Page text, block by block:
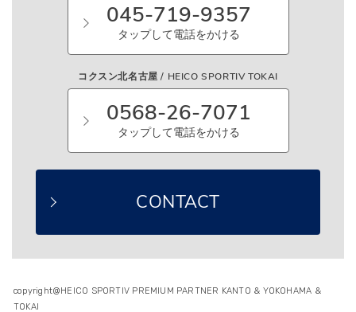
045-719-9357
タップして電話をかける
コクスン北名古屋 / HEICO SPORTIV TOKAI
0568-26-7071
タップして電話をかける
CONTACT
copyright@HEICO SPORTIV PREMIUM PARTNER KANTO & YOKOHAMA &
TOKAI